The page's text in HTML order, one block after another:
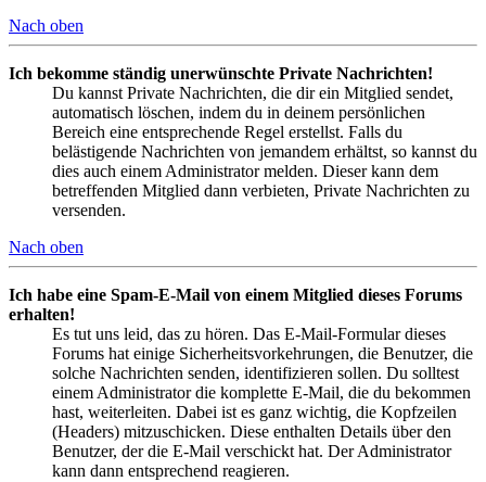
Nach oben
Ich bekomme ständig unerwünschte Private Nachrichten!
Du kannst Private Nachrichten, die dir ein Mitglied sendet,
automatisch löschen, indem du in deinem persönlichen
Bereich eine entsprechende Regel erstellst. Falls du
belästigende Nachrichten von jemandem erhältst, so kannst du
dies auch einem Administrator melden. Dieser kann dem
betreffenden Mitglied dann verbieten, Private Nachrichten zu
versenden.
Nach oben
Ich habe eine Spam-E-Mail von einem Mitglied dieses Forums
erhalten!
Es tut uns leid, das zu hören. Das E-Mail-Formular dieses
Forums hat einige Sicherheitsvorkehrungen, die Benutzer, die
solche Nachrichten senden, identifizieren sollen. Du solltest
einem Administrator die komplette E-Mail, die du bekommen
hast, weiterleiten. Dabei ist es ganz wichtig, die Kopfzeilen
(Headers) mitzuschicken. Diese enthalten Details über den
Benutzer, der die E-Mail verschickt hat. Der Administrator
kann dann entsprechend reagieren.